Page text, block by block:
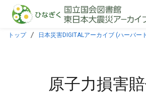
本文に飛ぶ
トップ 日本災害DIGITALアーカイブ (ハーバ
原子力損害